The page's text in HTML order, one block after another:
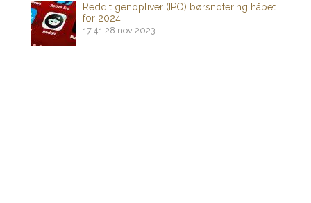
Reddit genopliver (IPO) børsnotering håbet
for 2024
17:41 28 nov 2023